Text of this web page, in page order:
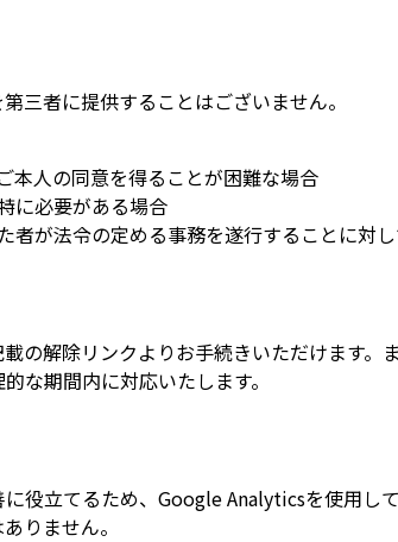
三者に提供することはございません。
本人の同意を得ることが困難な場合
に必要がある場合
が法令の定める事務を遂行することに対
の解除リンクよりお手続きいただけます
な期間内に対応いたします。
役立てるため、Google Analyticsを使用し
りません。